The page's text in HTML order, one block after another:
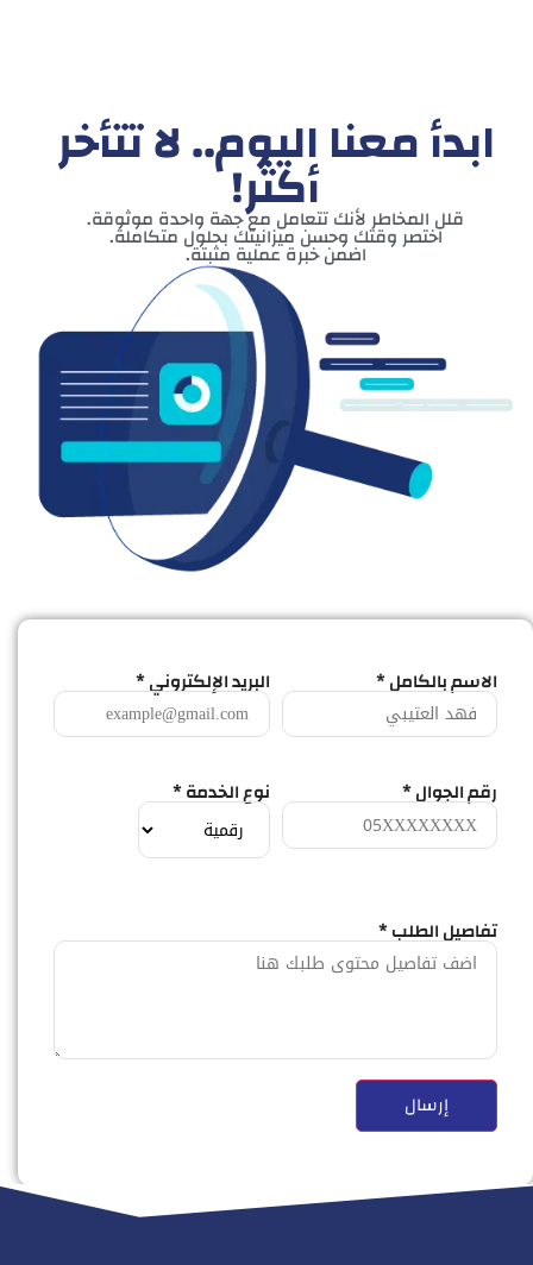
ابدأ معنا اليوم.. لا تتأخر
أكثر!
قلل المخاطر لأنك تتعامل مع جهة واحدة موثوقة.
اختصر وقتك وحسن ميزانيتك بحلول متكاملة.
اضمن خبرة عملية مثبتة.
الاسم بالكامل * البريد الإلكتروني *
رقم الجوال * نوع الخدمة *
تفاصيل الطلب *